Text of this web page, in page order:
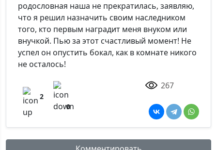
родословная наша не прекратилась, заявляю,
что я решил назначить своим наследником
того, кто первым наградит меня внуком или
внучкой. Пью за этот счастливый момент! Не
успел он опустить бокал, как в комнате никого
не осталось!
2
0
267